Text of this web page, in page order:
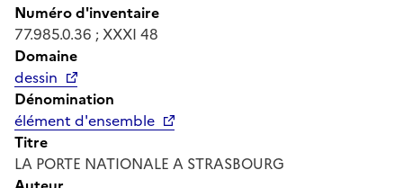
Numéro d'inventaire
77.985.0.36 ; XXXI 48
Domaine
dessin
Dénomination
élément d'ensemble
Titre
LA PORTE NATIONALE A STRASBOURG